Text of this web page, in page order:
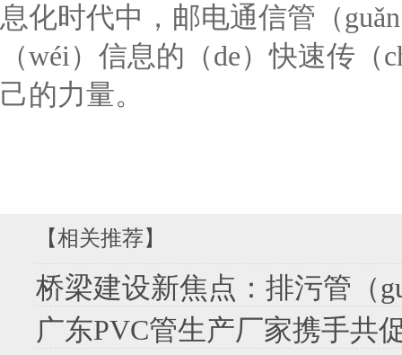
息化时代中，邮电通信管（
（wéi）信息的（de）快速传
己的力量。
【相关推荐】
桥梁建设新焦点：排污管（guǎn）道设计（jì
广东PVC管生产厂家携手共